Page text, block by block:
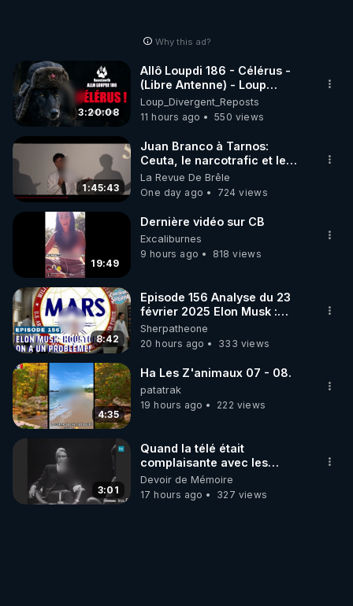
Why this ad?
3:20:08
Allô Loupdi 186 - Célérus -
(Libre Antenne) - Loup
Divergent 2026.08.06
Loup_Divergent_Reposts
11 hours ago
550 views
1:45:43
Juan Branco à Tarnos:
Ceuta, le narcotrafic et le
pouvoir en France
La Revue De Brêle
One day ago
724 views
19:49
Dernière vidéo sur CB
Excaliburnes
9 hours ago
818 views
8:42
Episode 156 Analyse du 23
février 2025 Elon Musk :
Houston , on a un problème !
Sherpatheone
20 hours ago
333 views
4:35
Ha Les Z'animaux 07 - 08.
patatrak
19 hours ago
222 views
3:01
Quand la télé était
complaisante avec les
pédophiles
Devoir de Mémoire
17 hours ago
327 views